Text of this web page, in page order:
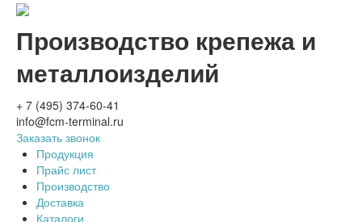
Производство крепежа и
металлоизделий
+ 7 (495) 374-60-41
info@fcm-terminal.ru
Заказать звонок
Продукция
Прайс лист
Производство
Доставка
Каталоги